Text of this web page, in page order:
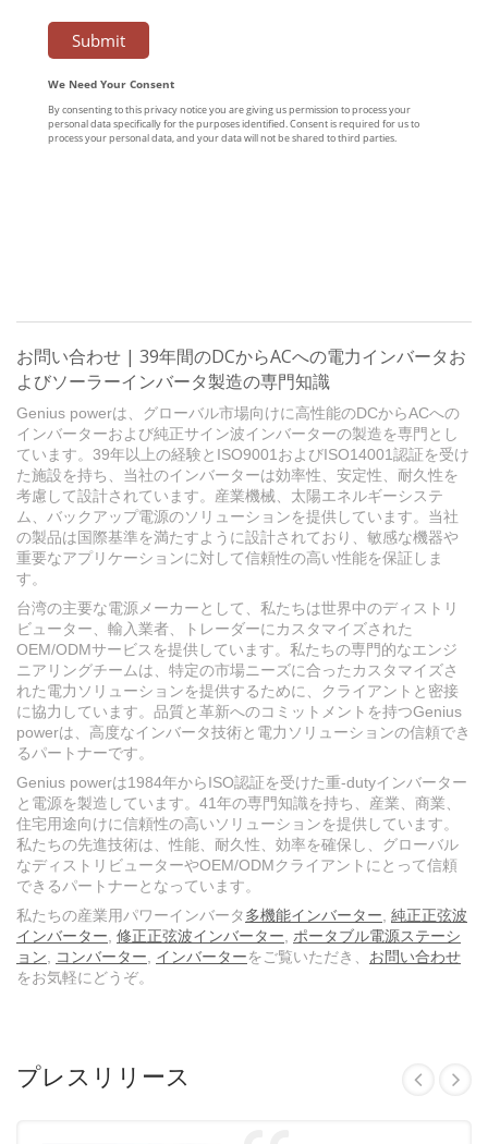
お問い合わせ | 39年間のDCからACへの電力インバータお
よびソーラーインバータ製造の専門知識
Genius powerは、グローバル市場向けに高性能のDCからACへの
インバーターおよび純正サイン波インバーターの製造を専門とし
ています。39年以上の経験とISO9001およびISO14001認証を受け
た施設を持ち、当社のインバーターは効率性、安定性、耐久性を
考慮して設計されています。産業機械、太陽エネルギーシステ
ム、バックアップ電源のソリューションを提供しています。当社
の製品は国際基準を満たすように設計されており、敏感な機器や
重要なアプリケーションに対して信頼性の高い性能を保証しま
す。
台湾の主要な電源メーカーとして、私たちは世界中のディストリ
ビューター、輸入業者、トレーダーにカスタマイズされた
OEM/ODMサービスを提供しています。私たちの専門的なエンジ
ニアリングチームは、特定の市場ニーズに合ったカスタマイズさ
れた電力ソリューションを提供するために、クライアントと密接
に協力しています。品質と革新へのコミットメントを持つGenius
powerは、高度なインバータ技術と電力ソリューションの信頼でき
るパートナーです。
Genius powerは1984年からISO認証を受けた重-dutyインバーター
と電源を製造しています。41年の専門知識を持ち、産業、商業、
住宅用途向けに信頼性の高いソリューションを提供しています。
私たちの先進技術は、性能、耐久性、効率を確保し、グローバル
なディストリビューターやOEM/ODMクライアントにとって信頼
できるパートナーとなっています。
私たちの産業用パワーインバータ 多機能インバーター, 純正正弦波
インバーター, 修正正弦波インバーター, ポータブル電源ステーシ
ョン, コンバーター, インバーター をご覧いただき、 お問い合わせ
をお気軽にどうぞ。
プレスリリース